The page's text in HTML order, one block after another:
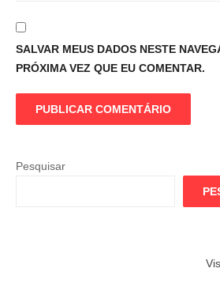
SALVAR MEUS DADOS NESTE
PRÓXIMA VEZ QUE EU COMENTAR.
Pesquisar
Globo